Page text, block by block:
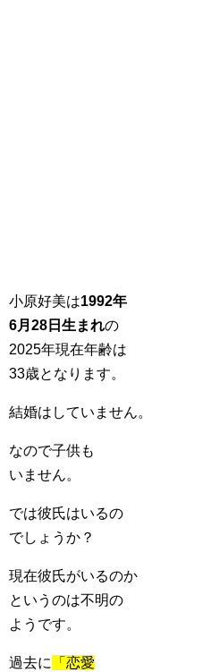
小原好美は1992年
6月28日生まれの
2025年現在年齢は
33歳となります。
結婚はしていません。
なので子供も
いません。
では彼氏はいるの
でしょうか？
現在彼氏がいるのか
というのは不明の
ようです。
過去に
「恋愛